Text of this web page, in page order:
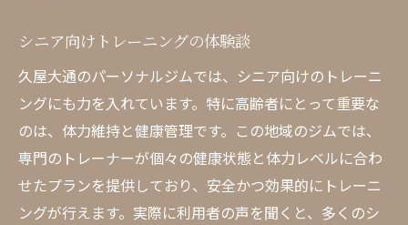
シニア向けトレーニングの体験談
久屋大通のパーソナルジムでは、シニア向けのトレーニ
ングにも力を入れています。特に高齢者にとって重要な
のは、体力維持と健康管理です。この地域のジムでは、
専門のトレーナーが個々の健康状態と体力レベルに合わ
せたプランを提供しており、安全かつ効果的にトレーニ
ングが行えます。実際に利用者の声を聞くと、多くのシ